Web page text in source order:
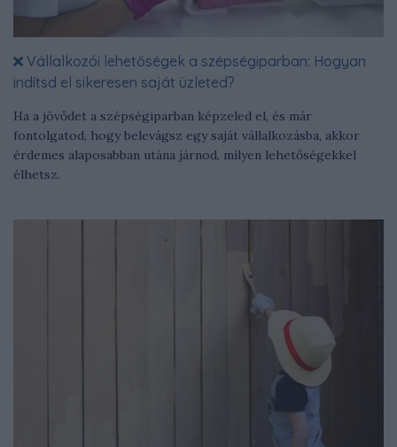
Vállalkozói lehetőségek a szépségiparban: Hogyan
indítsd el sikeresen saját üzleted?
Ha a jövődet a szépségiparban képzeled el, és már
fontolgatod, hogy belevágsz egy saját vállalkozásba, akkor
érdemes alaposabban utána járnod, milyen lehetőségekkel
élhetsz.